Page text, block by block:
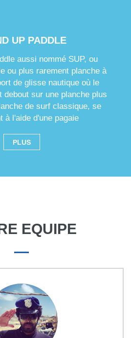
UP PADDLE
aussi nommé SUP, ou
ou plus rarement planche à
de glisse nautique où le
debout sur une planche plus
de surf classique, se
à l'aide d'une pagaie
PLUS
EQUIPE